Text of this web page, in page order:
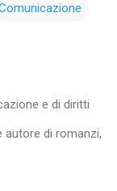
e di diritti
autore di romanzi,